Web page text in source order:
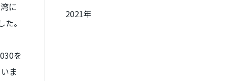
2021年
に
。
を
ま